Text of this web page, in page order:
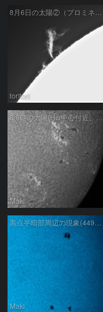
8月6日の太陽②（プロミネン北東縁 ）
toritori
8/6朝の太陽(Hα中心付近、4498、4502付近)
Maki
黒点半暗部周辺の現象(4498、4502付近)8/6
Maki